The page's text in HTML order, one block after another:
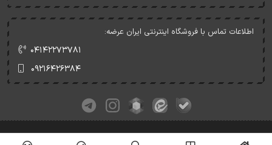
اطلاعات تماس با فروشگاه اینترنتی ایران عرضه:
۰۴۱۴۲۲۷۳۷۸۱
۰۹۲۱۶۴۲۶۳۸۴